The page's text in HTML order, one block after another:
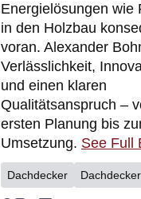
Energielösungen wie
in den Holzbau
voran. Alexander
Verlässlichkeit,
und einen klaren
Qualitätsanspruch –
ersten Planung bis
Umsetzung. See Full
Dachdecker